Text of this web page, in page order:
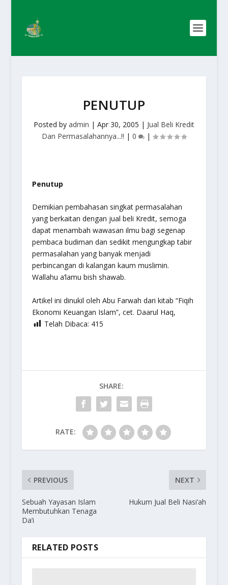
PENUTUP
Posted by admin | Apr 30, 2005 | Jual Beli Kredit
Dan Permasalahannya...!! | 0 |
Penutup
Demikian pembahasan singkat permasalahan
yang berkaitan dengan jual beli Kredit, semoga
dapat menambah wawasan ilmu bagi segenap
pembaca budiman dan sedikit mengungkap tabir
permasalahan yang banyak menjadi
perbincangan di kalangan kaum muslimin.
Wallahu a’lamu bish shawab.
Artikel ini dinukil oleh Abu Farwah dari kitab “Fiqih
Ekonomi Keuangan Islam”, cet. Daarul Haq,
Telah Dibaca: 415
SHARE:
RATE:
PREVIOUS
Sebuah Yayasan Islam
Membutuhkan Tenaga
Da’i
NEXT
Hukum Jual Beli Nasi’ah
RELATED POSTS